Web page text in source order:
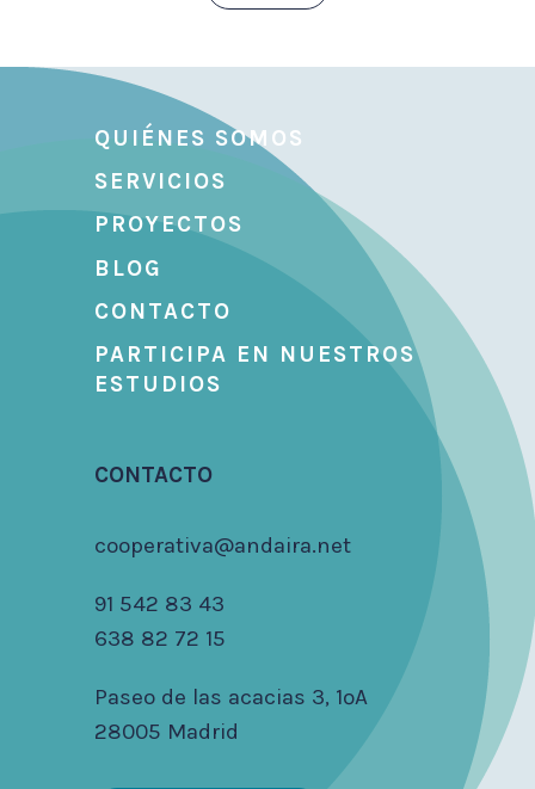
QUIÉNES SOMOS
SERVICIOS
PROYECTOS
BLOG
CONTACTO
PARTICIPA EN NUESTROS
ESTUDIOS
CONTACTO
cooperativa@andaira.net
91 542 83 43
638 82 72 15
Paseo de las acacias 3, 1ºA
28005 Madrid